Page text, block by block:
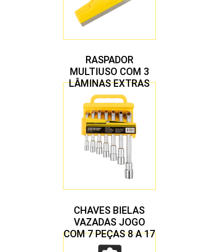
RASPADOR
MULTIUSO COM 3
LÂMINAS EXTRAS
CHAVES BIELAS
VAZADAS JOGO
COM 7 PEÇAS 8 A 17
MM